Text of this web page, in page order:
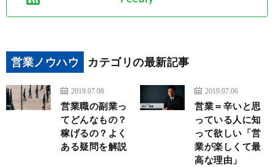
営業ノウハウ カテゴリの最新記事
2019.07.08
営業職の副業っ
てどんなもの？
稼げるの？よく
ある疑問を解説
2019.07.06
営業＝辛いと思
っている人に知
って欲しい「営
業が楽しくて最
高な理由」